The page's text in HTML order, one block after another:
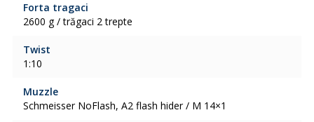
Forta tragaci
2600 g / trăgaci 2 trepte
Twist
1:10
Muzzle
Schmeisser NoFlash, A2 flash hider / M 14×1